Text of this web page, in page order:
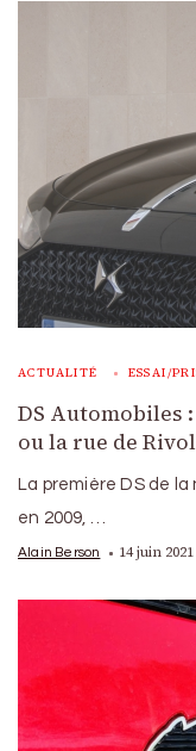
ACTUALITÉ ESSAI/
DS Automobiles
ou la rue de
La première DS de la
en 2009, …
Alain Berson 14 juin 2021